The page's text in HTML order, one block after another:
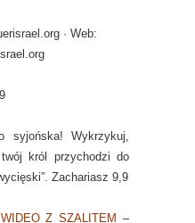
· Web:
syjońska! Wykrzykuj,
król przychodzi do
Zachariasz 9,9
Z SZALITEM –